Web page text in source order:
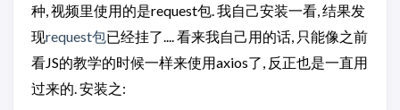
种, 视频里使用的是request包. 我自己安装一看, 结果发
现request包已经挂了.... 看来我自己用的话, 只能像之前
看JS的教学的时候一样来使用axios了, 反正也是一直用
过来的. 安装之: